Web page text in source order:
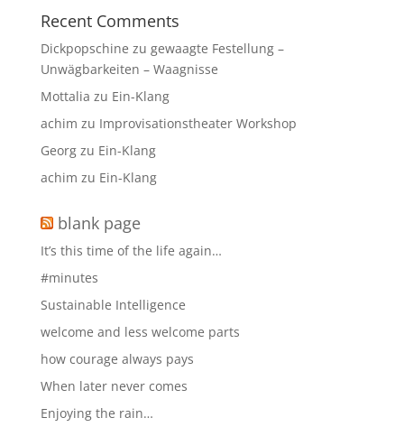
Recent Comments
Dickpopschine zu gewaagte Festellung –
Unwägbarkeiten – Waagnisse
Mottalia zu Ein-Klang
achim zu Improvisationstheater Workshop
Georgzu Ein-Klang
achim zu Ein-Klang
blank page
It’s this time of the life again…
#minutes
Sustainable Intelligence
welcome and less welcome parts
how courage always pays
When later never comes
Enjoying the rain…